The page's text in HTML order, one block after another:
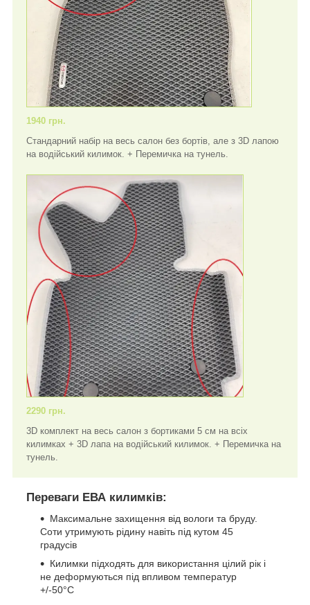
1940 грн.
Стандарний набір на весь салон без бортів, але з 3D лапою
на водійський килимок. + Перемичка на тунель.
2290 грн.
3D комплект на весь салон з бортиками 5 см на всіх
килимках + 3D лапа на водійський килимок. + Перемичка на
тунель.
Переваги ЕВА килимків:
Максимальне захищення від вологи та бруду.
Соти утримують рідину навіть під кутом 45
градусів
Килимки підходять для використання цілий рік і
не деформуються під впливом температур
+/-50°C